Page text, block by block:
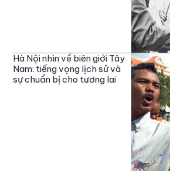
Hà Nội nhìn về biên giới Tây
Nam: tiếng vọng lịch sử và
sự chuẩn bị cho tương lai